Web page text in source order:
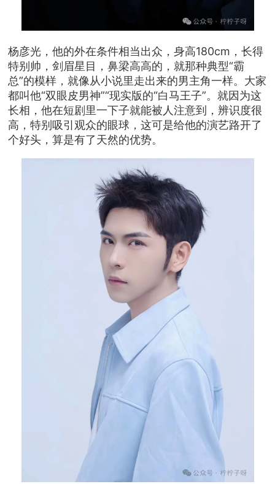
杨彦光，他的外在条件相当出众，身高180cm，长得
特别帅，剑眉星目，鼻梁高高的，就那种典型“霸
总”的模样，就像从小说里走出来的男主角一样。大家
都叫他“双眼皮男神”“现实版的“白马王子”。就因为这
长相，他在短剧里一下子就能被人注意到，辨识度很
高，特别吸引观众的眼球，这可是给他的演艺路开了
个好头，算是有了天然的优势。